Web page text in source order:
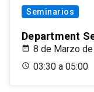
Seminarios
Department
8 de Marzo
03:30 a 05:00